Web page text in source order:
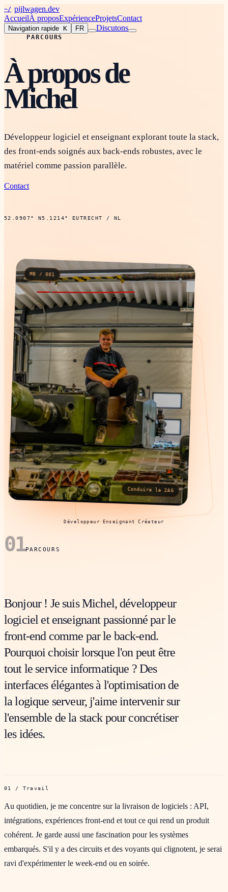
~/ pijlwagen.dev
AccueilÀ proposExpérienceProjetsContact
Navigation rapide K FR Discutons
PARCOURS
À propos de
Michel
Développeur logiciel et enseignant explorant toute la stack,
des front-ends soignés aux back-ends robustes, avec le
matériel comme passion parallèle.
Contact
52.0907° N5.1214° EUTRECHT / NL
MB / 001
Conduire la 2A6
Développeur Enseignant Créateur
01PARCOURS
Bonjour ! Je suis Michel, développeur
logiciel et enseignant passionné par le
front-end comme par le back-end.
Pourquoi choisir lorsque l'on peut être
tout le service informatique ? Des
interfaces élégantes à l'optimisation de
la logique serveur, j'aime intervenir sur
l'ensemble de la stack pour concrétiser
les idées.
01 / Travail
Au quotidien, je me concentre sur la livraison de logiciels : API,
intégrations, expériences front-end et tout ce qui rend un produit
cohérent. Je garde aussi une fascination pour les systèmes
embarqués. S'il y a des circuits et des voyants qui clignotent, je serai
ravi d'expérimenter le week-end ou en soirée.